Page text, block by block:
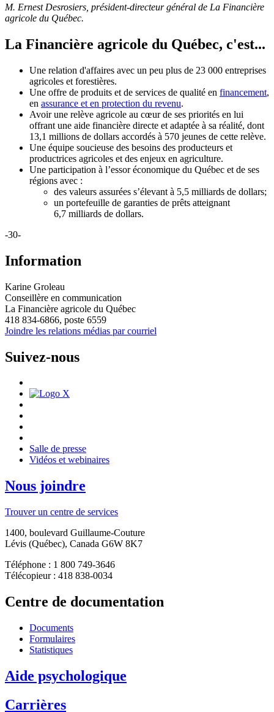
M. Ernest Desrosiers, président-directeur général de La Financière
agricole du Québec.
La Financière agricole du Québec, c'est...
Une relation d'affaires avec un peu plus de 23 000 entreprises
agricoles et forestières.
Une offre de produits et de services de qualité en financement,
en assurance et en protection du revenu.
Avoir une relève agricole au cœur de ses priorités en lui
offrant une aide financière directe et adaptée à sa réalité, dont
13,1 millions de dollars accordés à 570 jeunes de cette relève.
Une équipe soucieuse des besoins des producteurs et
productrices agricoles et des enjeux en agriculture.
Une participation à l’essor économique du Québec et de ses
régions avec :
des valeurs assurées s’élevant à 5,5 milliards de dollars;
un portefeuille de garanties de prêts atteignant
6,7 milliards de dollars.
-30-
Information
Karine Groleau
Conseillère en communication
La Financière agricole du Québec
418 834-6866, poste 6559
Joindre les relations médias par courriel
Suivez-nous
Salle de presse
Vidéos et webinaires
Nous joindre
Trouver un centre de services
1400, boulevard Guillaume-Couture
Lévis (Québec), Canada G6W 8K7
Téléphone : 1 800 749-3646
Télécopieur : 418 838-0034
Centre de documentation
Documents
Formulaires
Statistiques
Aide psychologique
Carrières